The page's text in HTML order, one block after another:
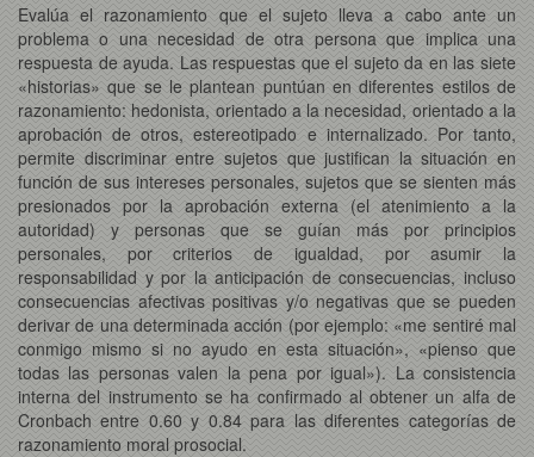
Evalúa el razonamiento que el sujeto lleva a cabo ante un
problema o una necesidad de otra persona que implica una
respuesta de ayuda. Las respuestas que el sujeto da en las siete
«historias» que se le plantean puntúan en diferentes estilos de
razonamiento: hedonista, orientado a la necesidad, orientado a la
aprobación de otros, estereotipado e internalizado. Por tanto,
permite discriminar entre sujetos que justifican la situación en
función de sus intereses personales, sujetos que se sienten más
presionados por la aprobación externa (el atenimiento a la
autoridad) y personas que se guían más por principios
personales, por criterios de igualdad, por asumir la
responsabilidad y por la anticipación de consecuencias, incluso
consecuencias afectivas positivas y/o negativas que se pueden
derivar de una determinada acción (por ejemplo: «me sentiré mal
conmigo mismo si no ayudo en esta situación», «pienso que
todas las personas valen la pena por igual»). La consistencia
interna del instrumento se ha confirmado al obtener un alfa de
Cronbach entre 0.60 y 0.84 para las diferentes categorías de
razonamiento moral prosocial.